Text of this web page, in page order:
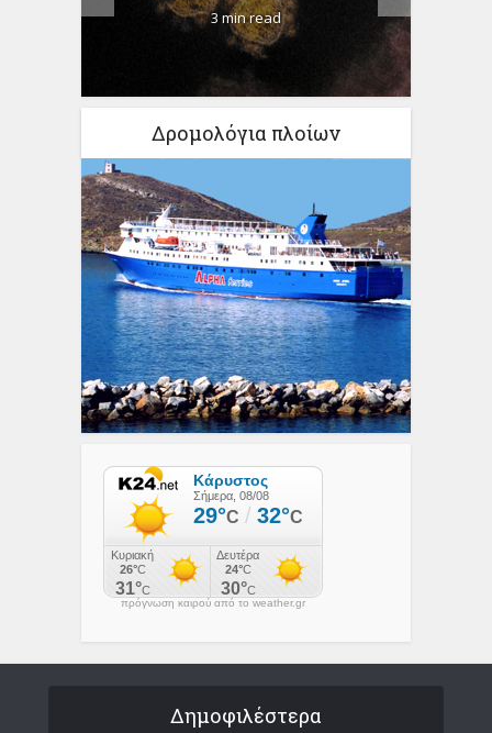
3 min read
Δρομολόγια πλοίων
πρόγνωση καιρού από το weather.gr
Δημοφιλέστερα